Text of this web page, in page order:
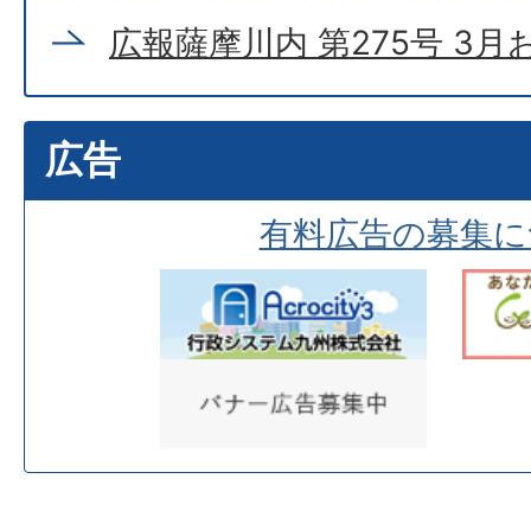
広報薩摩川内 第275号 3月
広告
有料広告の募集